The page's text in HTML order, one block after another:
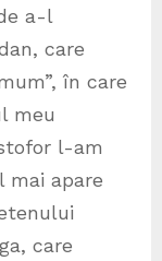
a-l
care
în care
meu
l-am
mai apare
care